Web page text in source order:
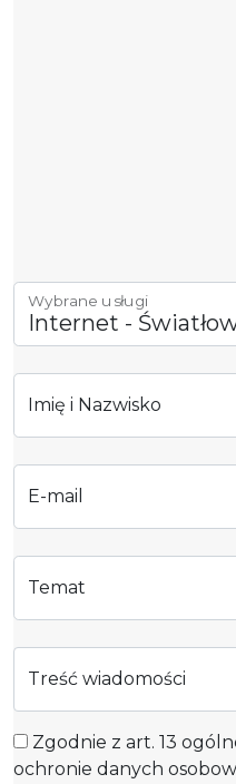
Wybrane usługi
Imię i Nazwisko
E-mail
Temat
Treść wiadomości
Zgodnie z art. 13
ochronie danych